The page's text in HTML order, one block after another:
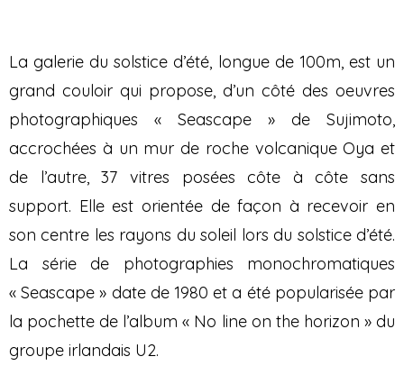
La galerie du solstice d’été, longue de 100m, est un
grand couloir qui propose, d’un côté des oeuvres
photographiques « Seascape » de Sujimoto,
accrochées à un mur de roche volcanique Oya et
de l’autre, 37 vitres posées côte à côte sans
support. Elle est orientée de façon à recevoir en
son centre les rayons du soleil lors du solstice d’été.
La série de photographies monochromatiques
« Seascape » date de 1980 et a été popularisée par
la pochette de l’album « No line on the horizon » du
groupe irlandais U2.